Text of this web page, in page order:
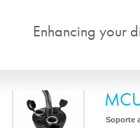
Enhancing your
Soporte